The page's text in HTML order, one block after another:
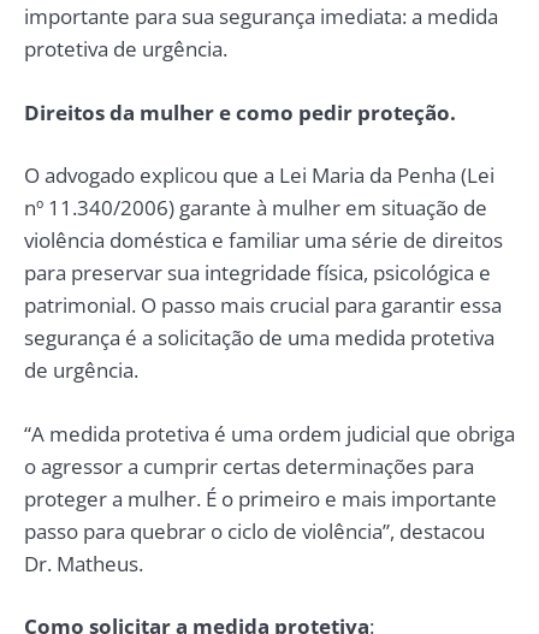
importante para sua segurança imediata: a medida
protetiva de urgência.
Direitos da mulher e como pedir proteção.
O advogado explicou que a Lei Maria da Penha (Lei
nº 11.340/2006) garante à mulher em situação de
violência doméstica e familiar uma série de direitos
para preservar sua integridade física, psicológica e
patrimonial. O passo mais crucial para garantir essa
segurança é a solicitação de uma medida protetiva
de urgência.
“A medida protetiva é uma ordem judicial que obriga
o agressor a cumprir certas determinações para
proteger a mulher. É o primeiro e mais importante
passo para quebrar o ciclo de violência”, destacou
Dr. Matheus.
Como solicitar a medida protetiva: